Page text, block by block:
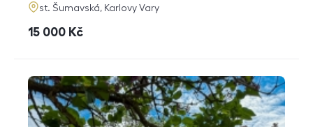
adresa
st. Šumavská, Karlovy Vary
cena
15 000 Kč